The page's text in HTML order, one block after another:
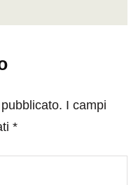
I campi
*